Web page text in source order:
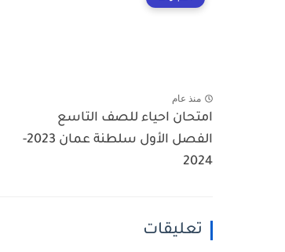
منذ عام
امتحان احياء للصف التاسع
الفصل الأول سلطنة عمان 2023-
2024
تعليقات